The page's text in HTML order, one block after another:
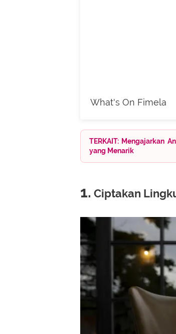
What's On Fimela
TERKAIT: Mengajarkan
yang Menarik
1. Ciptakan